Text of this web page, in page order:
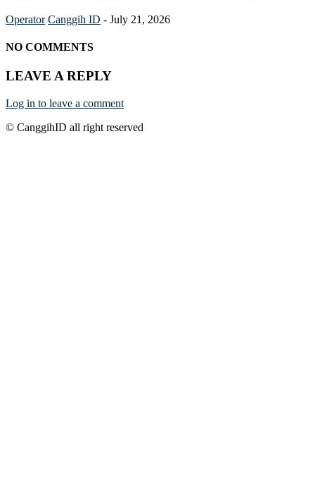
Operator Canggih ID - July 21, 2026
NO COMMENTS
LEAVE A REPLY
Log in to leave a comment
© CanggihID all right reserved